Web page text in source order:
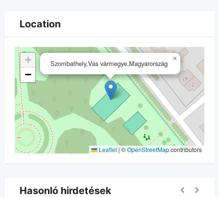
Location
Szombathely,Vas vármegye,Magyarország
×
+
−
Leaflet | ©OpenStreetMapcontributors
Hasonló hirdetések